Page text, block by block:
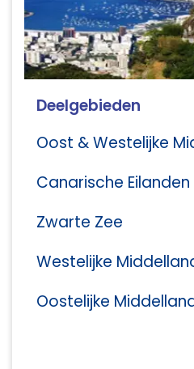
Deelgebieden
Oost & Westelijke
Canarische Eilanden
Zwarte Zee
Westelijke
Oostelijke